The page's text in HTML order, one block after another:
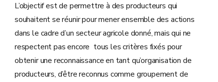
L’objectif est de permettre à des producteurs qui
souhaitent se réunir pour mener ensemble des actions
dans le cadre d’un secteur agricole donné, mais qui ne
respectent pas encore tous les critères fixés pour
obtenir une reconnaissance en tant qu’organisation de
producteurs, d’être reconnus comme groupement de